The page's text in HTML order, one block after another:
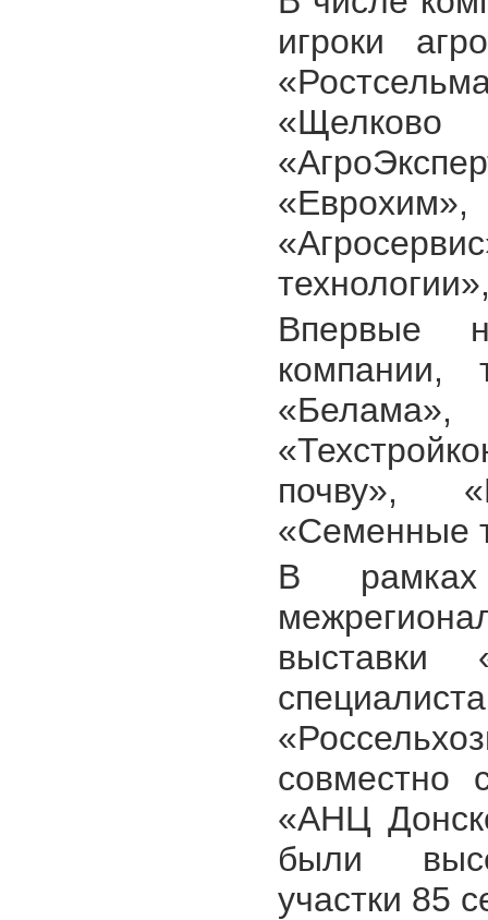
игроки
Впервые
компании,
почву»,
«Семенные
В рамках
выставки
совместно
«АНЦ
были
участки 85